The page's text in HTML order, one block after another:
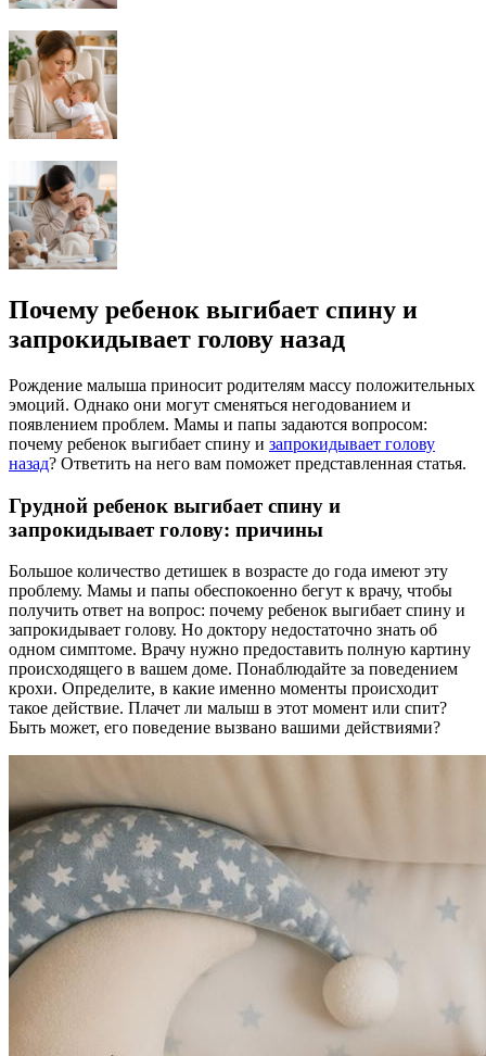
Почему ребенок выгибает спину и
запрокидывает голову назад
Рождение малыша приносит родителям массу положительных
эмоций. Однако они могут сменяться негодованием и
появлением проблем. Мамы и папы задаются вопросом:
почему ребенок выгибает спину и запрокидывает голову
назад? Ответить на него вам поможет представленная статья.
Грудной ребенок выгибает спину и
запрокидывает голову: причины
Большое количество детишек в возрасте до года имеют эту
проблему. Мамы и папы обеспокоенно бегут к врачу, чтобы
получить ответ на вопрос: почему ребенок выгибает спину и
запрокидывает голову. Но доктору недостаточно знать об
одном симптоме. Врачу нужно предоставить полную картину
происходящего в вашем доме. Понаблюдайте за поведением
крохи. Определите, в какие именно моменты происходит
такое действие. Плачет ли малыш в этот момент или спит?
Быть может, его поведение вызвано вашими действиями?